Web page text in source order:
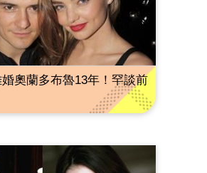
奧蘭多布魯13年！罕談前